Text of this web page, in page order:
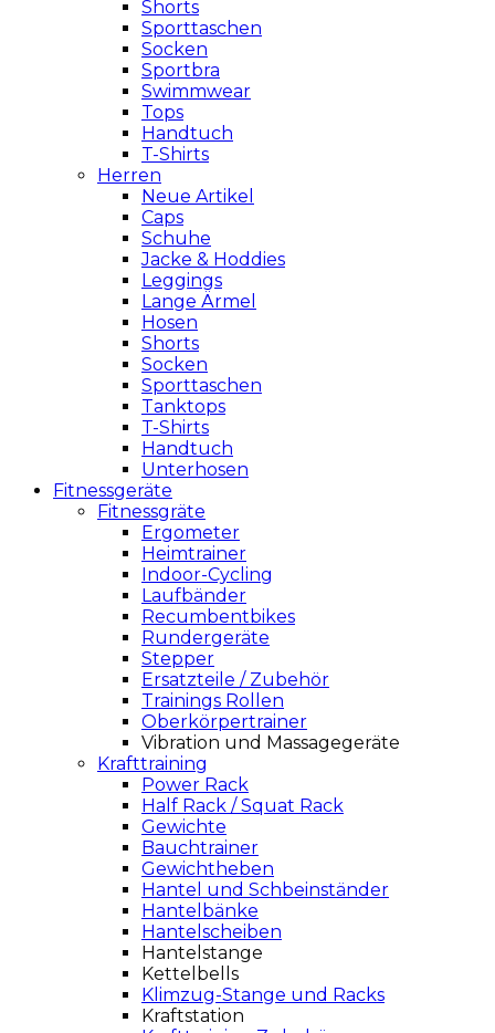
Shorts
Sporttaschen
Socken
Sportbra
Swimmwear
Tops
Handtuch
T-Shirts
Herren
Neue Artikel
Caps
Schuhe
Jacke & Hoddies
Leggings
Lange Ärmel
Hosen
Shorts
Socken
Sporttaschen
Tanktops
T-Shirts
Handtuch
Unterhosen
Fitnessgeräte
Fitnessgräte
Ergometer
Heimtrainer
Indoor-Cycling
Laufbänder
Recumbentbikes
Rundergeräte
Stepper
Ersatzteile / Zubehör
Trainings Rollen
Oberkörpertrainer
Vibration und Massagegeräte
Krafttraining
Power Rack
Half Rack / Squat Rack
Gewichte
Bauchtrainer
Gewichtheben
Hantel und Schbeinständer
Hantelbänke
Hantelscheiben
Hantelstange
Kettelbells
Klimzug-Stange und Racks
Kraftstation